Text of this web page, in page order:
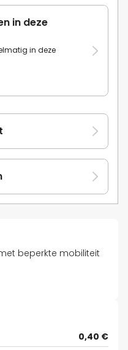
in deze
in deze
beperkte mobiliteit
0,40 €